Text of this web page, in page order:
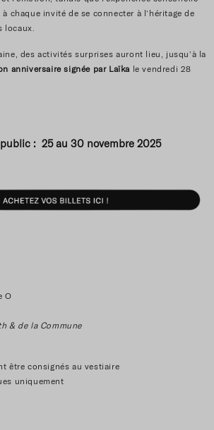
chaque invité de se connecter à l’héritage de
locaux.
des activités surprises auront lieu, jusqu’à la
anniversaire signée par Laïka le vendredi 28
: 25 au 30 novembre 2025
O
& de la Commune
être consignés au vestiaire
uniquement